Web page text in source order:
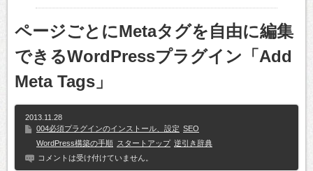
ページごとにMetaタグを自由に編集
できるWordPressプラグイン「Add
Meta Tags」
2013.11.28
004必須プラグインのインストール、設定 SEO
WordPress構築の手順 スタートアップ 逆引き辞典
コメントは受け付けていません。